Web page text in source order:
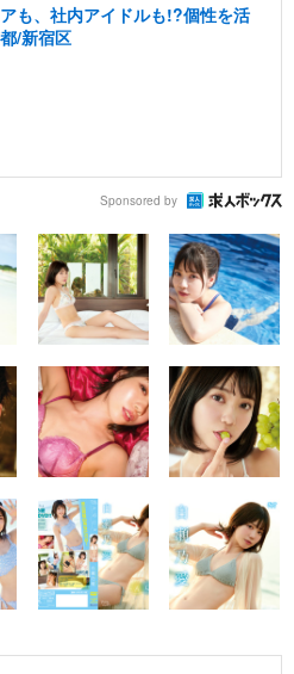
も、社内アイドルも!?個性を活
/新宿区
Sponsored by